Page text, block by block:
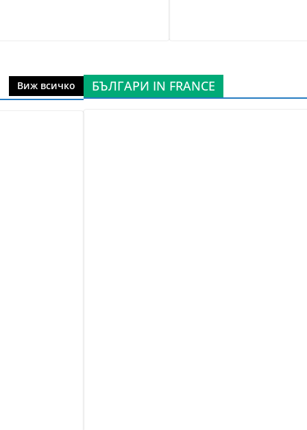
Виж всичко БЪЛГАРИ IN FRANCE